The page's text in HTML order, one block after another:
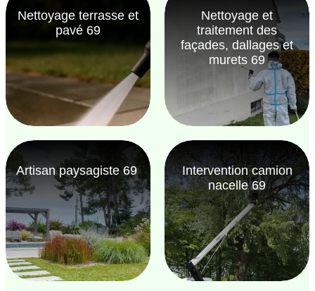
Nettoyage terrasse et
pavé 69
Nettoyage et
traitement des
façades, dallages et
murets 69
Artisan paysagiste 69
Intervention camion
nacelle 69